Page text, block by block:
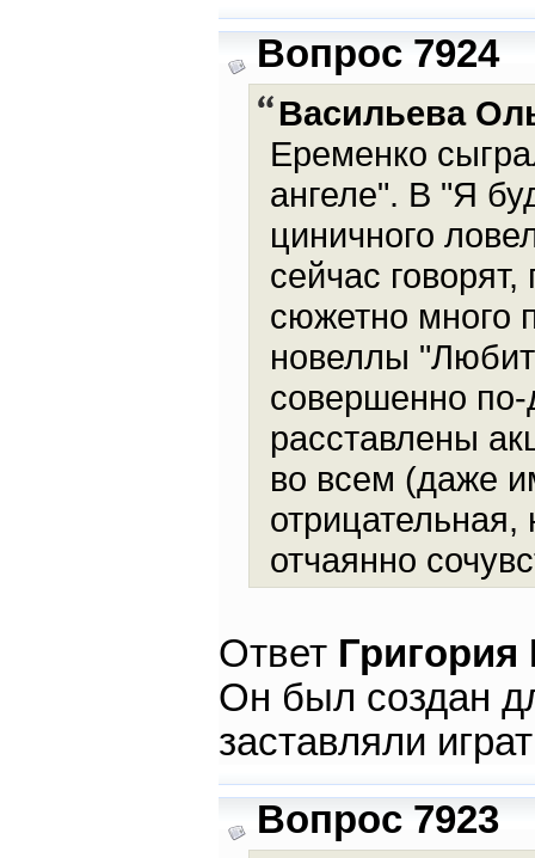
Вопрос 7924
Васильева
Еременко
ангеле". В "Я
циничного
сейчас
сюжетно много
новеллы
совершенно по-
расставлены
во всем (даже
отчаянно
Ответ
Он был создан
заставляли
Вопрос 7923